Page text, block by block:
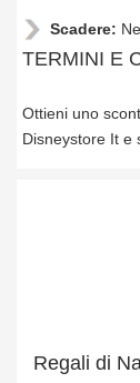
Scadere:
TERMINI E
Ottieni uno
Disneystore It e
Regali di